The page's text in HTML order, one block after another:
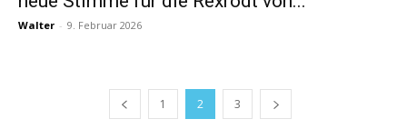
Walter - 9. Februar 2026
1 2 3